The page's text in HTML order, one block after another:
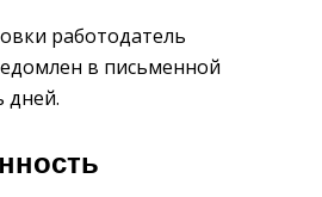
работодатель
в письменной
дней.